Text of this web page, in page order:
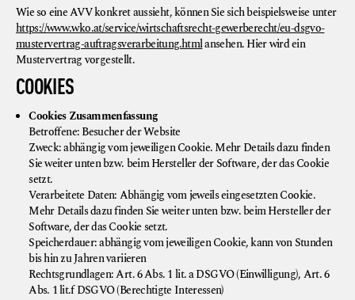
Wie so eine AVV konkret aussieht, können Sie sich beispielsweise unter
https://www.wko.at/service/wirtschaftsrecht-gewerberecht/eu-dsgvo-
mustervertrag-auftragsverarbeitung.htmlansehen. Hier wird ein
Mustervertrag vorgestellt.
COOKIES
Cookies Zusammenfassung
Betroffene: Besucher der Website
Zweck: abhängig vom jeweiligen Cookie. Mehr Details dazu finden
Sie weiter unten bzw. beim Hersteller der Software, der das Cookie
setzt.
Verarbeitete Daten: Abhängig vom jeweils eingesetzten Cookie.
Mehr Details dazu finden Sie weiter unten bzw. beim Hersteller der
Software, der das Cookie setzt.
Speicherdauer: abhängig vom jeweiligen Cookie, kann von Stunden
bis hin zu Jahren variieren
Rechtsgrundlagen: Art. 6 Abs. 1 lit. a DSGVO (Einwilligung), Art. 6
Abs. 1 lit.f DSGVO (Berechtigte Interessen)